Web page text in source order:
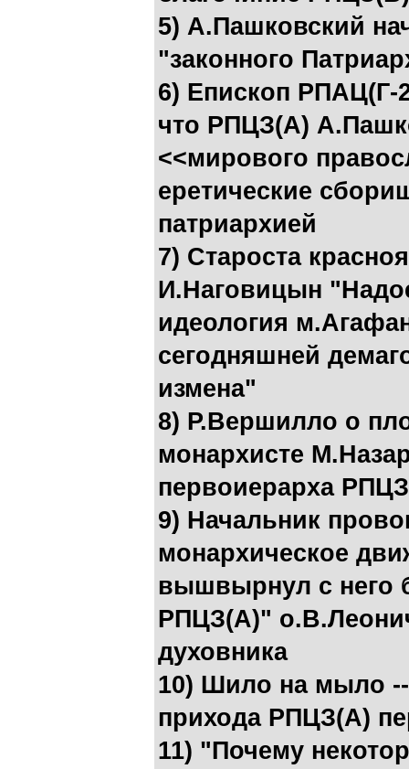
5) А.Пашковский
"законного
6) Епископ РПАЦ(Г-
что РПЦЗ(А)
<<мирового
еретические
патриархией
7) Староста
И.Наговицын
идеология
сегодняшней
измена"
8) Р.Вершилло о
монархисте
первоиерарха
9) Начальник
монархическое
вышвырнул с него
РПЦЗ(А)"
духовника
10) Шило на мыло --
прихода РПЦЗ(А)
11) "Почему